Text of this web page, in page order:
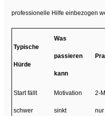
professionelle Hilfe einbezogen
Typische
Hürde
Was
passieren
kann
Start fällt
schwer
Motivation
sinkt
2-
nur